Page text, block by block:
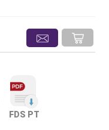
FDS PT